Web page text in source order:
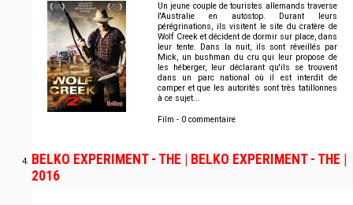
Un jeune couple de touristes allemands traverse
l'Australie en autostop. Durant leurs
pérégrinations, ils visitent le site du cratère de
Wolf Creek et décident de dormir sur place, dans
leur tente. Dans la nuit, ils sont réveillés par
Mick, un bushman du cru qui leur propose de
les héberger, leur déclarant qu'ils se trouvent
dans un parc national où il est interdit de
camper et que les autorités sont très tatillonnes
à ce sujet...
Film - 0 commentaire
BELKO EXPERIMENT - THE | BELKO EXPERIMENT - THE |
2016